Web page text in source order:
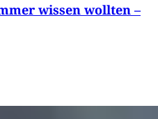
wissen wollten –